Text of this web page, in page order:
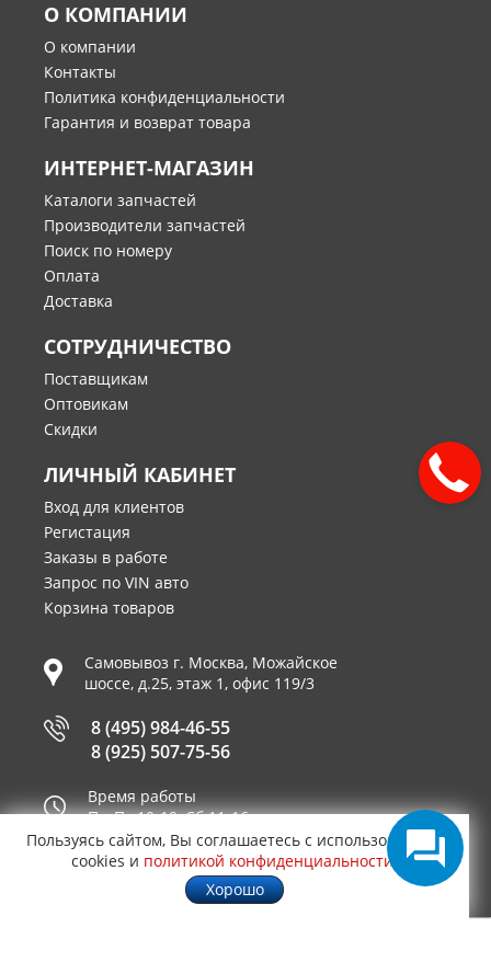
О КОМПАНИИ
О компании
Контакты
Политика конфиденциальности
Гарантия и возврат товара
ИНТЕРНЕТ-МАГАЗИН
Каталоги запчастей
Производители запчастей
Поиск по номеру
Оплата
Доставка
СОТРУДНИЧЕСТВО
Поставщикам
Оптовикам
Скидки
ЛИЧНЫЙ КАБИНЕТ
Вход для клиентов
Регистация
Заказы в работе
Запрос по VIN авто
Корзина товаров
Самовывоз г. Москва, Можайское
шоссе, д.25, этаж 1, офис 119/3
8 (495) 984-46-55
8 (925) 507-75-56
Время работы
Пн-Пт 10-19, Сб 11-16
Принимаем к оплате
Пользуясь сайтом, Вы соглашаетесь с использованием
cookies и политикой конфиденциальности
Хорошо